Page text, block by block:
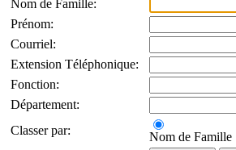
Nom de Famille:
Prénom:
Courriel:
Extension Téléphonique:
Fonction:
Département:
Classer par:
Nom de Famille